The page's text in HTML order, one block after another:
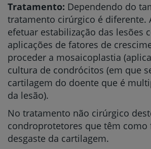
Tratamento: Dependendo do
tratamento cirúrgico é diferente.
efetuar estabilização das lesões
aplicações de fatores de
proceder a mosaicoplastia
cultura de condrócitos (em que
cartilagem do doente que é
da lesão).
No tratamento não cirúrgico
condroprotetores que têm
desgaste da cartilagem.